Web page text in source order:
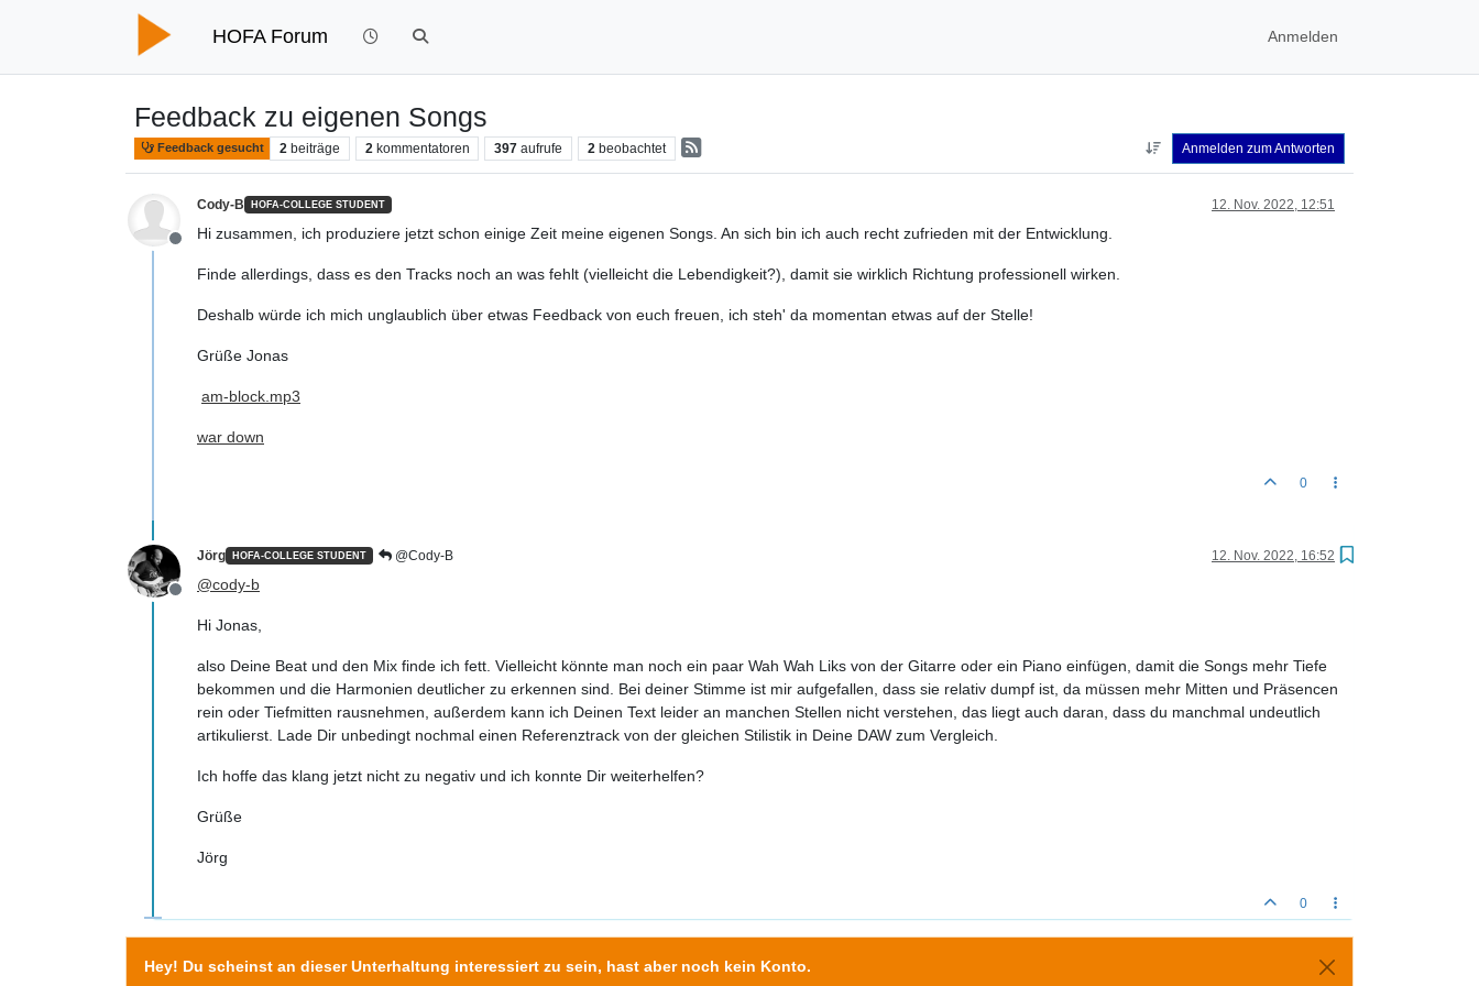
HOFA Forum Anmelden
Feedback zu eigenen Songs
Feedback gesucht 2 beiträge 2 kommentatoren 397 aufrufe 2 beobachtet Anmelden zum Antworten
Offline
Cody-B HOFA-COLLEGE STUDENT 12. Nov. 2022, 12:51
Hi zusammen, ich produziere jetzt schon einige Zeit meine eigenen Songs. An sich bin ich auch recht zufrieden mit der Entwicklung.
Finde allerdings, dass es den Tracks noch an was fehlt (vielleicht die Lebendigkeit?), damit sie wirklich Richtung professionell wirken.
Deshalb würde ich mich unglaublich über etwas Feedback von euch freuen, ich steh' da momentan etwas auf der Stelle!
Grüße Jonas
am-block.mp3
war down
0
Offline
Jörg HOFA-COLLEGE STUDENT @Cody-B 12. Nov. 2022, 16:52
@cody-b
Hi Jonas,
also Deine Beat und den Mix finde ich fett. Vielleicht könnte man noch ein paar Wah Wah Liks von der Gitarre oder ein Piano einfügen, damit die Songs mehr Tiefe
bekommen und die Harmonien deutlicher zu erkennen sind. Bei deiner Stimme ist mir aufgefallen, dass sie relativ dumpf ist, da müssen mehr Mitten und Präsencen
rein oder Tiefmitten rausnehmen, außerdem kann ich Deinen Text leider an manchen Stellen nicht verstehen, das liegt auch daran, dass du manchmal undeutlich
artikulierst. Lade Dir unbedingt nochmal einen Referenztrack von der gleichen Stilistik in Deine DAW zum Vergleich.
Ich hoffe das klang jetzt nicht zu negativ und ich konnte Dir weiterhelfen?
Grüße
Jörg
0
Hey! Du scheinst an dieser Unterhaltung interessiert zu sein, hast aber noch kein Konto.